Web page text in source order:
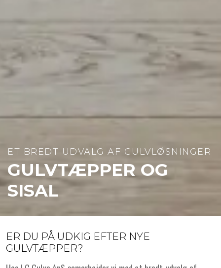
ET BREDT UDVALG AF GULVLØSNINGER
GULVTÆPPER OG
SISAL
ER DU PÅ UDKIG EFTER NYE
GULVTÆPPER?